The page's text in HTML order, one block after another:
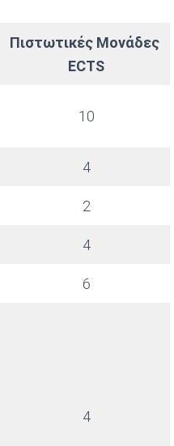
Πιστωτικές Μονάδες
ECTS
10
4
2
4
6
4